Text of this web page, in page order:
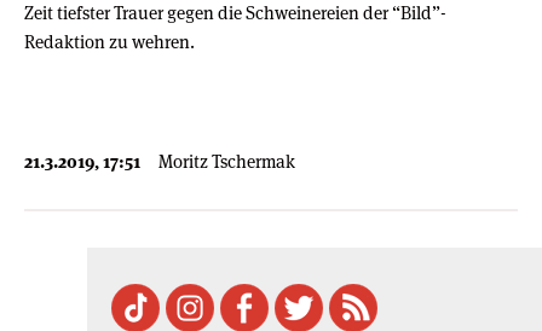
Zeit tiefster Trauer gegen die Schweinereien der “Bild”-
Redaktion zu wehren.
21.3.2019, 17:51 Moritz Tschermak